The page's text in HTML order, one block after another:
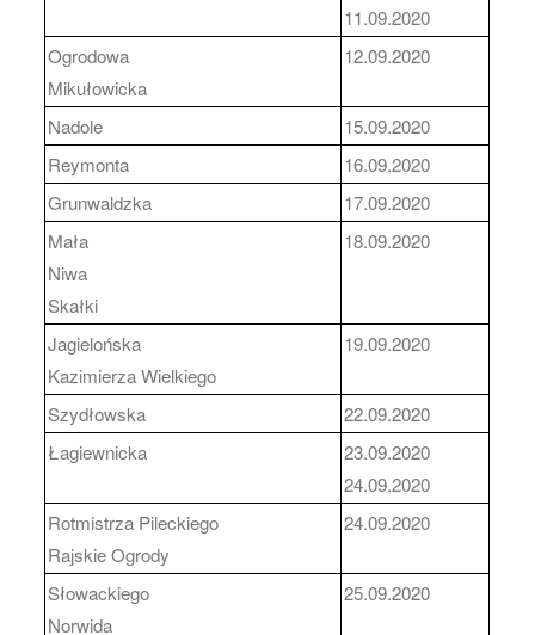
11.09.2020
Ogrodowa
Mikułowicka
12.09.2020
Nadole
15.09.2020
Reymonta
16.09.2020
Grunwaldzka
17.09.2020
Mała
Niwa
Skałki
18.09.2020
Jagielońska
Kazimierza Wielkiego
19.09.2020
Szydłowska
22.09.2020
Łagiewnicka
23.09.2020
24.09.2020
Rotmistrza Pileckiego
Rajskie Ogrody
24.09.2020
Słowackiego
Norwida
25.09.2020